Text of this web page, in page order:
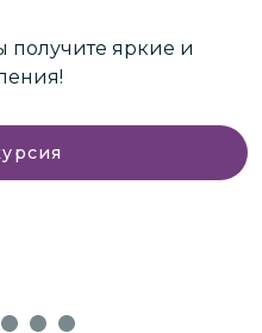
получите яркие и